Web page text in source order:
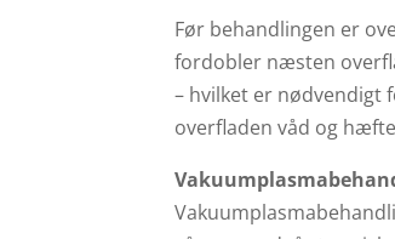
Før behandlingen er
fordobler næsten
– hvilket er nødvendigt
overfladen våd og